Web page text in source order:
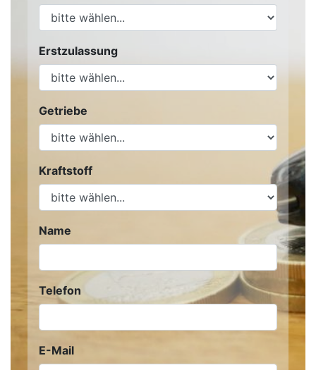
Erstzulassung
Getriebe
Kraftstoff
Name
Telefon
E-Mail